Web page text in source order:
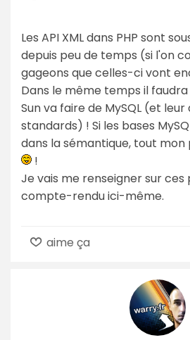
Les API XML dans PHP sont
depuis peu de temps (si l'on
gageons que celles-ci vont
Dans le même temps il
Sun va faire de MySQL (et
standards) ! Si les bases
dans la sémantique, tout
!
Je vais me renseigner sur
compte-rendu ici-même.
aime ça